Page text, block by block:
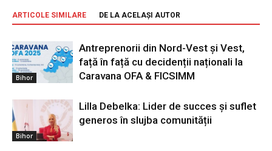
ARTICOLE SIMILARE DE LA ACELAȘI AUTOR
Bihor
Antreprenorii din Nord-Vest și Vest,
față în față cu decidenții naționali la
Caravana OFA & FICSIMM
Bihor
Lilla Debelka: Lider de succes și suflet
generos în slujba comunității